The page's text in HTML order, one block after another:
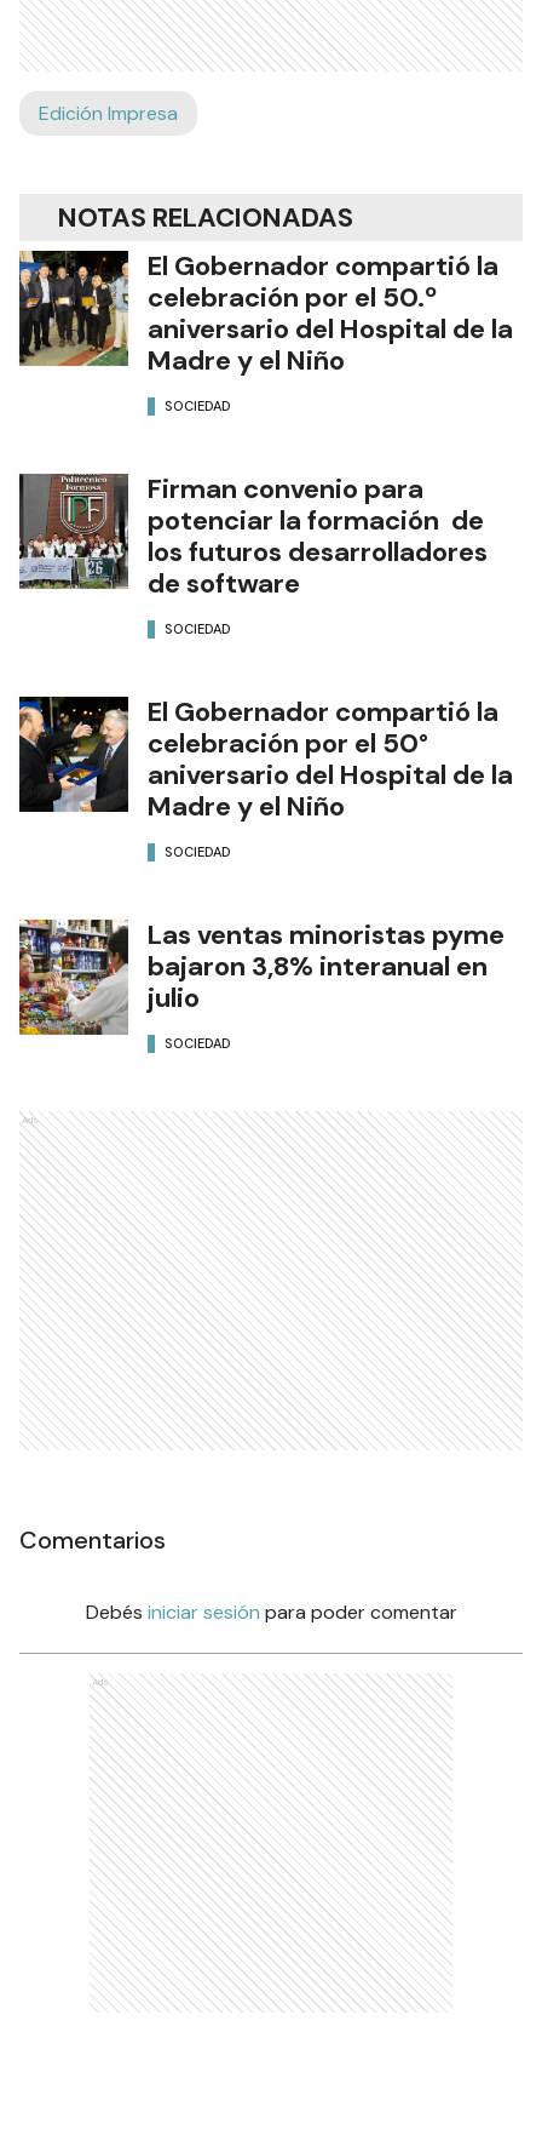
Edición Impresa
NOTAS RELACIONADAS
El Gobernador compartió la
celebración por el 50.º
aniversario del Hospital de la
Madre y el Niño
SOCIEDAD
Firman convenio para
potenciar la formación de
los futuros desarrolladores
de software
SOCIEDAD
El Gobernador compartió la
celebración por el 50°
aniversario del Hospital de la
Madre y el Niño
SOCIEDAD
Las ventas minoristas pyme
bajaron 3,8% interanual en
julio
SOCIEDAD
Ads
Comentarios
Debés iniciar sesión para poder comentar
Ads